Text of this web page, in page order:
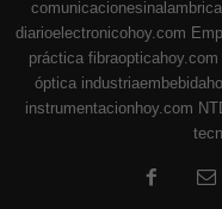
diarioelectronicohoy.com
práctica fibraopticahoy.com
óptica
instrumentacionhoy.com